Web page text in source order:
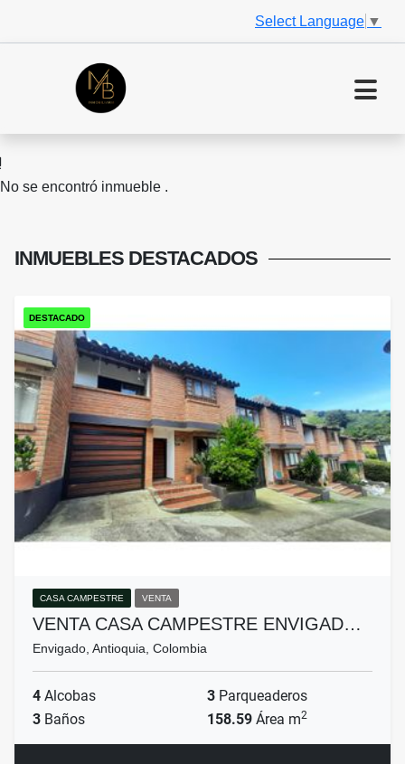
Select Language ▼
No se encontró inmueble .
INMUEBLES DESTACADOS
DESTACADO
CASA CAMPESTRE VENTA
VENTA CASA CAMPESTRE ENVIGAD…
Envigado, Antioquia, Colombia
4 Alcobas 3 Parqueaderos
3 Baños 158.59 Área m2